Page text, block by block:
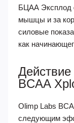
БЦАА Эксплод
мышцы и за
силовые
как
BCAA
Olimp Labs
следующим